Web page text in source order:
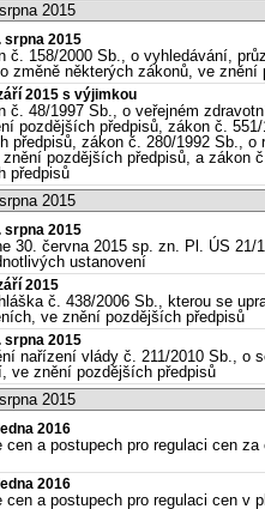
2015
srpna 2015
č. 158/2000 Sb., o vyhledávání,
změně některých zákonů, ve znění
2015 s výjimkou
č. 48/1997 Sb., o veřejném
pozdějších předpisů, zákon č.
předpisů, zákon č. 280/1992 Sb.,
pozdějších předpisů, a zákon
předpisů
2015
srpna 2015
30. června 2015 sp. zn. Pl. ÚS
ustanovení
2015
č. 438/2006 Sb., kterou se
ve znění pozdějších předpisů
srpna 2015
nařízení vlády č. 211/2010 Sb., o
ve znění pozdějších předpisů
2015
2016
a postupech pro regulaci cen
2016
a postupech pro regulaci cen v